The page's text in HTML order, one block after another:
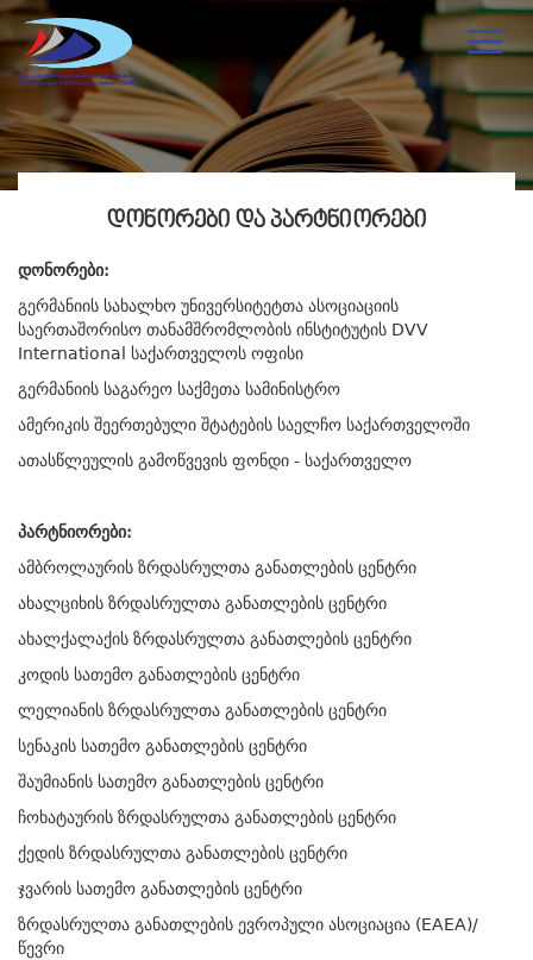
ᲓᲝᲜᲝᲠᲔᲑᲘ ᲓᲐ ᲞᲐᲠᲢᲜᲘᲝᲠᲔᲑᲘ
დონორები:
გერმანიის სახალხო უნივერსიტეტთა ასოციაციის
საერთაშორისო თანამშრომლობის ინსტიტუტის DVV
International საქართველოს ოფისი
გერმანიის საგარეო საქმეთა სამინისტრო
ამერიკის შეერთებული შტატების საელჩო საქართველოში
ათასწლეულის გამოწვევის ფონდი - საქართველო
პარტნიორები:
ამბროლაურის ზრდასრულთა განათლების ცენტრი
ახალციხის ზრდასრულთა განათლების ცენტრი
ახალქალაქის ზრდასრულთა განათლების ცენტრი
კოდის სათემო განათლების ცენტრი
ლელიანის ზრდასრულთა განათლების ცენტრი
სენაკის სათემო განათლების ცენტრი
შაუმიანის სათემო განათლების ცენტრი
ჩოხატაურის ზრდასრულთა განათლების ცენტრი
ქედის ზრდასრულთა განათლების ცენტრი
ჯვარის სათემო განათლების ცენტრი
ზრდასრულთა განათლების ევროპული ასოციაცია (EAEA)/
წევრი